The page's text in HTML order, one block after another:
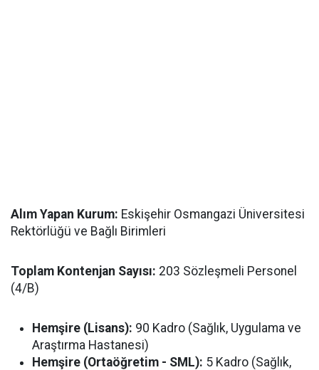
Alım Yapan Kurum: Eskişehir Osmangazi Üniversitesi
Rektörlüğü ve Bağlı Birimleri
Toplam Kontenjan Sayısı: 203 Sözleşmeli Personel
(4/B)
Hemşire (Lisans): 90 Kadro (Sağlık, Uygulama ve
Araştırma Hastanesi)
Hemşire (Ortaöğretim - SML): 5 Kadro (Sağlık,